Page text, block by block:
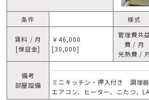
条件 様式
賃料 / 月
[保証金]
￥46,000
[30,000]
管理費共
費 / 月
光熱費 /
備考
部屋設備
ミニキッチン・押入付き 調理器
エアコン、ヒーター、こたつ、